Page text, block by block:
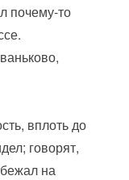
почему-то
вплоть до
говорят,
на